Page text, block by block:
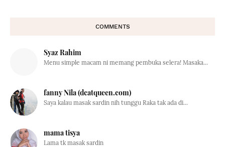
COMMENTS
Syaz Rahim
Menu simple macam ni memang pembuka selera! Masaka...
fanny Nila (dcatqueen.com)
Saya kalau masak sardin nih tunggu Raka tak ada di...
mama tisya
Lama tk masak sardin